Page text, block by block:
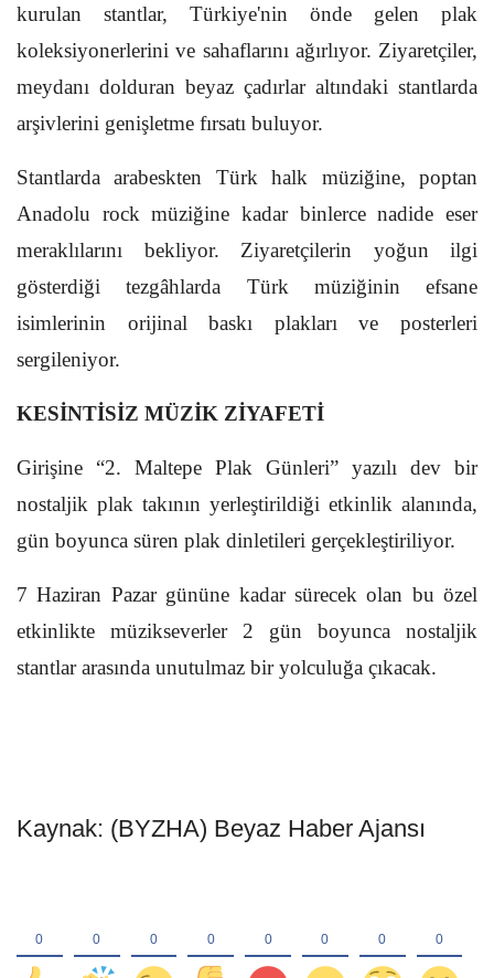
kurulan stantlar, Türkiye'nin önde gelen plak
koleksiyonerlerini ve sahaflarını ağırlıyor. Ziyaretçiler,
meydanı dolduran beyaz çadırlar altındaki stantlarda
arşivlerini genişletme fırsatı buluyor.
Stantlarda arabeskten Türk halk müziğine, poptan
Anadolu rock müziğine kadar binlerce nadide eser
meraklılarını bekliyor. Ziyaretçilerin yoğun ilgi
gösterdiği tezgâhlarda Türk müziğinin efsane
isimlerinin orijinal baskı plakları ve posterleri
sergileniyor.
KESİNTİSİZ MÜZİK ZİYAFETİ
Girişine “2. Maltepe Plak Günleri” yazılı dev bir
nostaljik plak takının yerleştirildiği etkinlik alanında,
gün boyunca süren plak dinletileri gerçekleştiriliyor.
7 Haziran Pazar gününe kadar sürecek olan bu özel
etkinlikte müzikseverler 2 gün boyunca nostaljik
stantlar arasında unutulmaz bir yolculuğa çıkacak.
Kaynak: (BYZHA) Beyaz Haber Ajansı